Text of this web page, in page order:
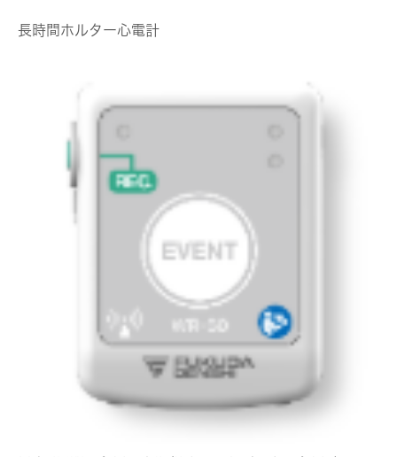
長時間ホルター心電計